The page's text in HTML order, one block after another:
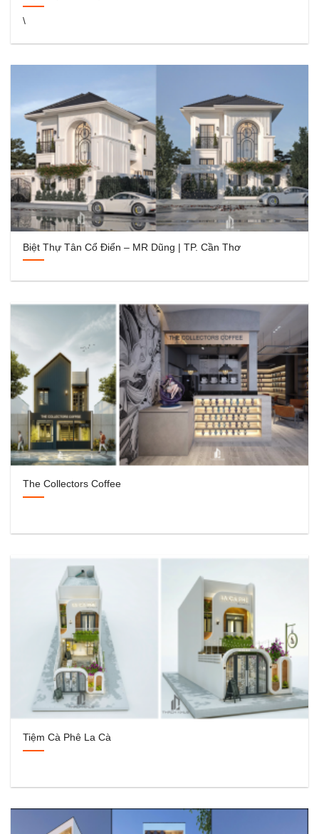
\
Biệt Thự Tân Cổ Điển – MR Dũng | TP. Cần Thơ
The Collectors Coffee
Tiệm Cà Phê La Cà